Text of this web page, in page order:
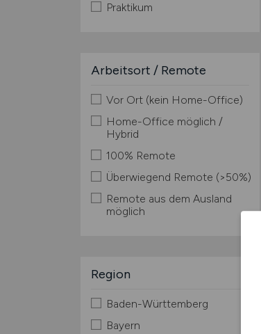
Praktikum
Arbeitsort / Remote
Vor Ort (kein Home-Office)
Home-Office möglich /
Hybrid
100% Remote
Überwiegend Remote (>50%)
Remote aus dem Ausland
möglich
Region
Baden-Württemberg
Bayern